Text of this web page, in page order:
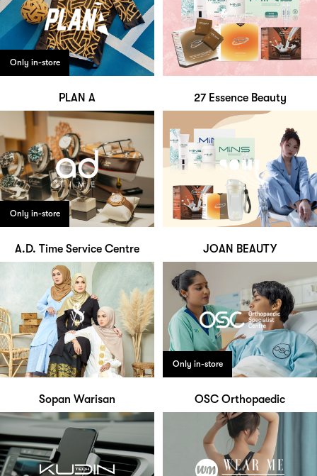
Only in-store
PLAN A 27 Essence Beauty
Only in-store
A.D. Time Service Centre JOAN BEAUTY
Sopan Warisan
Only in-store
OSC Orthopaedic